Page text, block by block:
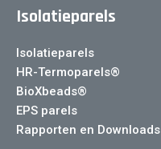
Isolatieparels
Isolatieparels
HR-Termoparels®
BioXbeads®
EPS parels
Rapporten en Downloads